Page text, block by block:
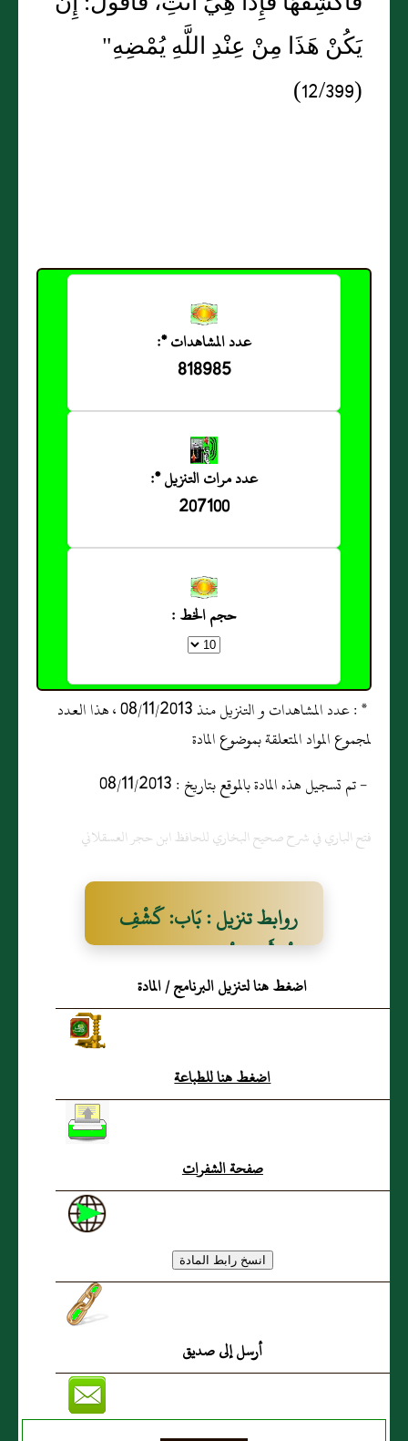
يَكُنْ هَذَا مِنْ عِنْدِ اللَّهِ يُمْضِهِ"
(12/399)
عدد المشاهدات *:
818985
عدد مرات التنزيل *:
207100
حجم الخط :
* : عدد المشاهدات و التنزيل منذ 08/11/2013 ، هذا العدد
لمجموع المواد المتعلقة بموضوع المادة
- تم تسجيل هذه المادة بالموقع بتاريخ : 08/11/2013
فتح الباري في شرح صحيح البخاري للحافظ ابن حجر العسقلاني
روابط تنزيل : بَاب: كَشْفِ
الْمَرْأَةِ فِي الْمَنَامِ
اضغط هنا لتنزيل البرنامج / المادة
اضغط هنا للطباعة
صفحة الشفرات
أرسل إلى صديق